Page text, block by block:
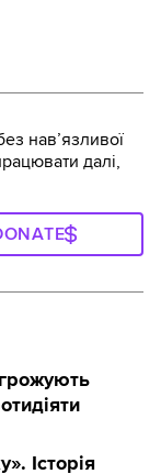
навʼязливої
далі,
Історія